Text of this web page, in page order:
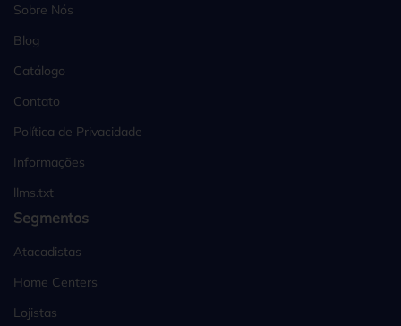
Sobre Nós
Blog
Catálogo
Contato
Política de Privacidade
Informações
llms.txt
Segmentos
Atacadistas
Home Centers
Lojistas